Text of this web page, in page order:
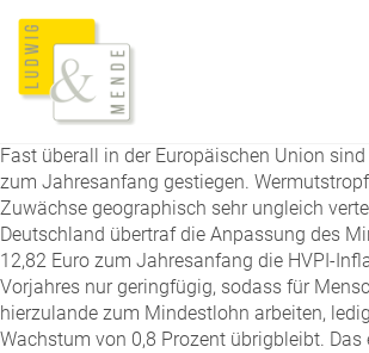
Fast überall in der Europäischen Union
zum Jahresanfang gestiegen.
Zuwächse geographisch sehr ungleich
Deutschland übertraf die Anpassung des
12,82 Euro zum Jahresanfang die HVPI-
Vorjahres nur geringfügig, sodass für
hierzulande zum Mindestlohn arbeiten,
Wachstum von 0,8 Prozent übrigbleibt. Das